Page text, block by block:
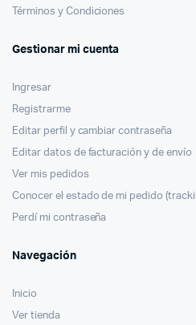
Términos y Condiciones
Gestionar mi cuenta
Ingresar
Registrarme
Editar perfil y cambiar contraseña
Editar datos de facturación y de envío
Ver mis pedidos
Conocer el estado de mi pedido
Perdí mi contraseña
Navegación
Inicio
Ver tienda